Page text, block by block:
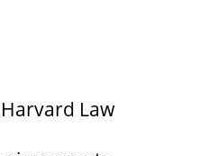
Law